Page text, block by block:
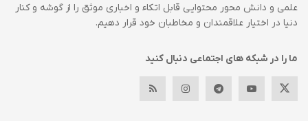
علمی و دانش محور محتوایی قابل اتکاء و اخباری موثق را از گوشه و کنار
دنیا در اختیار علاقمندان و مخاطبان خود قرار دهیم.
ما را در شبکه های اجتماعی دنبال کنید